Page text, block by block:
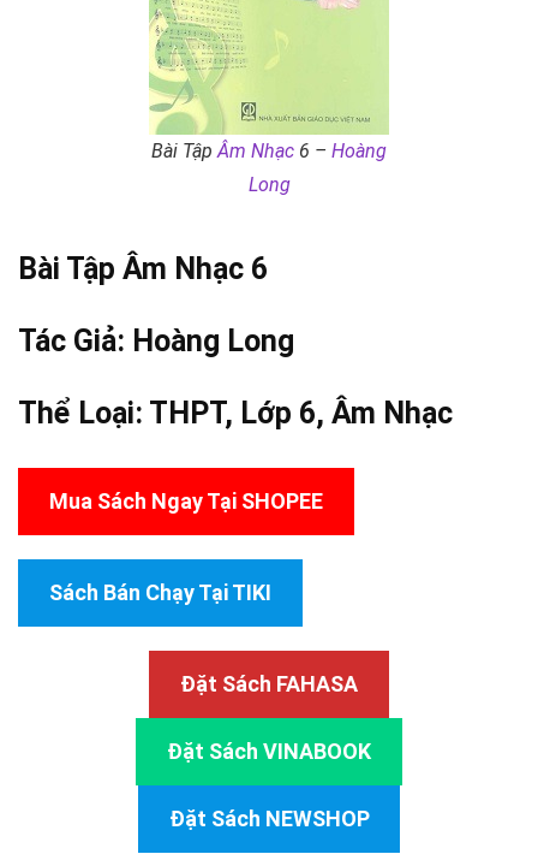
Bài TậpÂm Nhạc 6 – Hoàng
Long
Bài Tập Âm Nhạc 6
Tác Giả: Hoàng Long
Thể Loại: THPT, Lớp 6, Âm Nhạc
Mua Sách Ngay Tại SHOPEE
Sách Bán Chạy Tại TIKI
Đặt Sách FAHASA
Đặt Sách VINABOOK
Đặt Sách NEWSHOP